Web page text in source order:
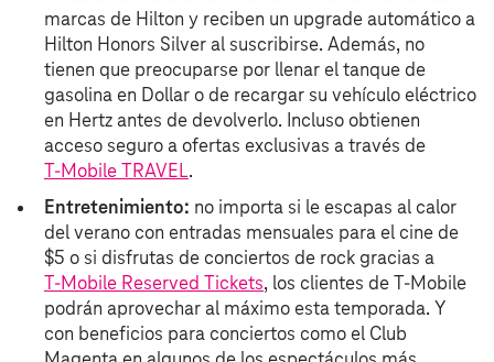
marcas de Hilton y reciben un upgrade automático a
Hilton Honors Silver al suscribirse. Además, no
tienen que preocuparse por llenar el tanque de
gasolina en Dollar o de recargar su vehículo eléctrico
en Hertz antes de devolverlo. Incluso obtienen
acceso seguro a ofertas exclusivas a través de
T‑Mobile TRAVEL.
Entretenimiento: no importa si le escapas al calor
del verano con entradas mensuales para el cine de
$5 o si disfrutas de conciertos de rock gracias a
T‑Mobile Reserved Tickets, los clientes de T‑Mobile
podrán aprovechar al máximo esta temporada. Y
con beneficios para conciertos como el Club